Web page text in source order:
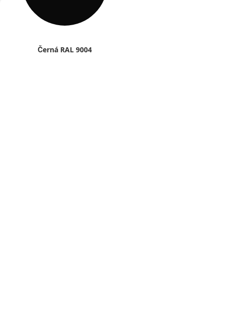
Černá RAL 9004